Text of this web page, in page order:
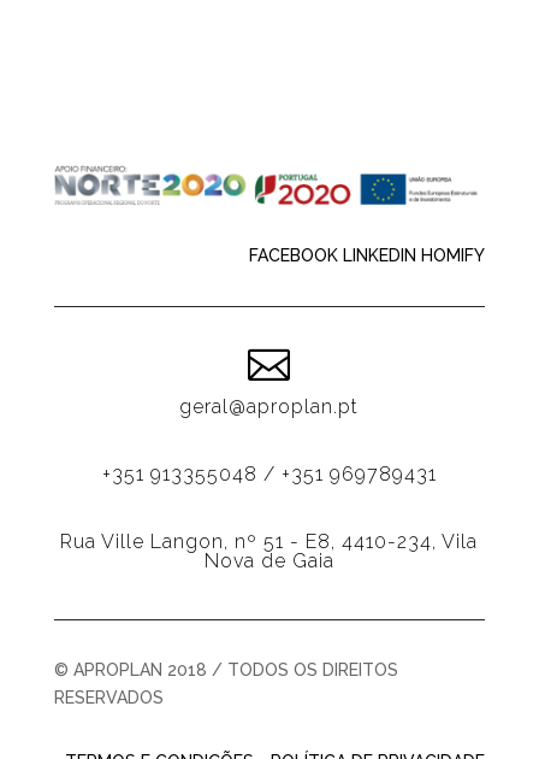
FACEBOOK LINKEDIN HOMIFY

geral@aproplan.pt
+351 913355048 / +351 969789431
Rua Ville Langon, nº 51 - E8, 4410-234, Vila
Nova de Gaia
© APROPLAN 2018 / TODOS OS DIREITOS
RESERVADOS